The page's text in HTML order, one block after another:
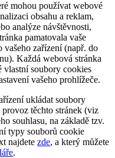
mohou používat webové
obsahu a reklam,
analýze návštěvnosti,
pamatovala vaše
vašeho zařízení (např. do
Každá webová stránka
vlastní soubory cookies
vašeho prohlížeče.
ukládat soubory
těchto stránek (viz
souhlasu, na základě tzv.
typy souborů cookie
najdete zde, a který můžete
.